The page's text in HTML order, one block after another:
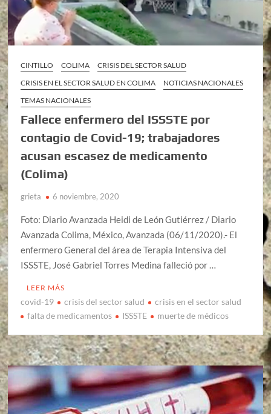
CINTILLO COLIMA
CRISIS DEL SECTOR SALUD
CRISIS EN EL SECTOR SALUD EN COLIMA
NOTICIAS NACIONALES
TEMAS NACIONALES
Fallece enfermero del ISSSTE por
contagio de Covid-19; trabajadores
acusan escasez de medicamento
(Colima)
grieta 6 noviembre, 2020
Foto: Diario Avanzada Heidi de León Gutiérrez / Diario
Avanzada Colima, México, Avanzada (06/11/2020).- El
enfermero General del área de Terapia Intensiva del
ISSSTE, José Gabriel Torres Medina falleció por …
LEER MÁS
covid-19 crisis del sector salud
crisis en el sector salud
falta de medicamentos
ISSSTE muerte de médicos